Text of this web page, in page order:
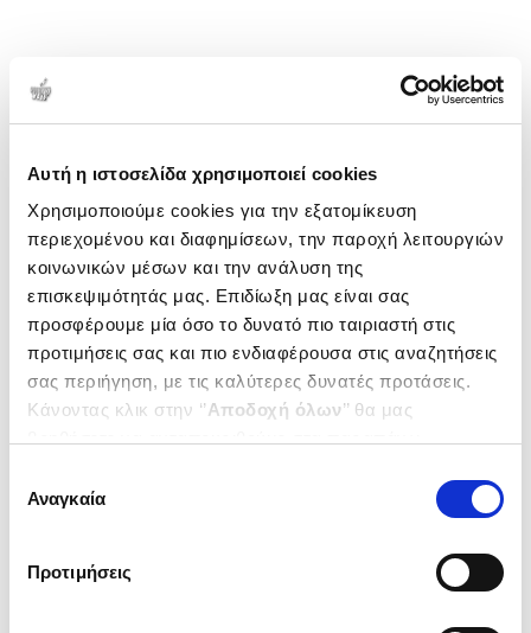
Αυτή η ιστοσελίδα χρησιμοποιεί cookies
Χρησιμοποιούμε cookies για την εξατομίκευση
περιεχομένου και διαφημίσεων, την παροχή λειτουργιών
κοινωνικών μέσων και την ανάλυση της
επισκεψιμότητάς μας. Επιδίωξη μας είναι σας
προσφέρουμε μία όσο το δυνατό πιο ταιριαστή στις
προτιμήσεις σας και πιο ενδιαφέρουσα στις αναζητήσεις
σας περιήγηση, με τις καλύτερες δυνατές προτάσεις.
Κάνοντας κλικ στην ‘’Αποδοχή όλων’’ θα μας
ενδιαφέρουν και να επιλέξετε από τα παρακάτω με την
΄΄και να ενημερωθείτε σχετικά με
συγκατάθεσης
Αναγκαία
Προτιμήσεις